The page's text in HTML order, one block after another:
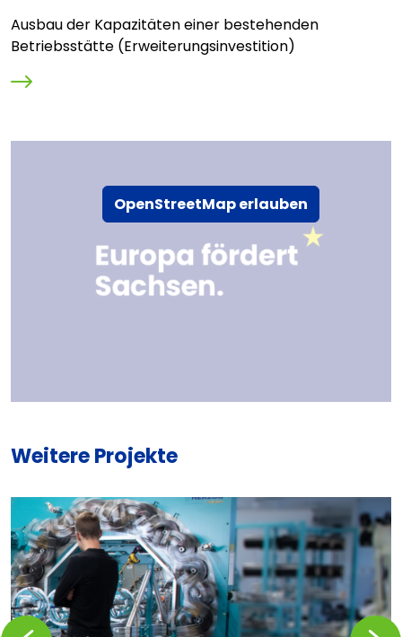
Ausbau der Kapazitäten einer bestehenden
Betriebsstätte (Erweiterungsinvestition)
OpenStreetMap erlauben
Weitere Projekte
Zurückblättern